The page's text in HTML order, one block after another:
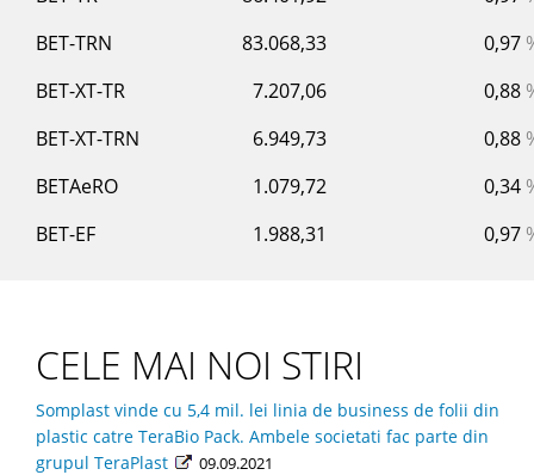
BET-TRN
83.068,33 0,97
BET-XT-TR
7.207,06 0,88
BET-XT-TRN
6.949,73 0,88
BETAeRO
1.079,72 0,34
BET-EF
1.988,31 0,97
CELE MAI NOI STIRI
Somplast vinde cu 5,4 mil. lei linia de business de folii din
plastic catre TeraBio Pack. Ambele societati fac parte din
grupul TeraPlast
09.09.2021